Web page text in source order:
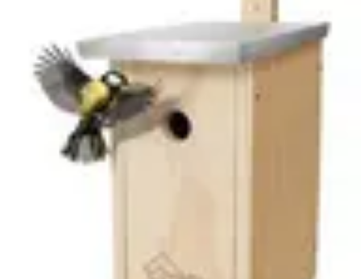
ReisevorbereitungReiseideen Vergleiche Reiseangebote
Flug und Reiseangebote